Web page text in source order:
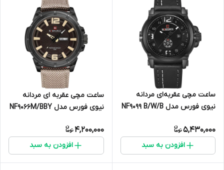
ساعت مچی عقربه‌ای مردانه
نیوی فورس مدل NF9099 B/W/B
5,430,000
افزودن به سبد
ساعت مچی عقربه ای مردانه
نیوی فورس مدل NF9066M/BBY
4,200,000
افزودن به سبد